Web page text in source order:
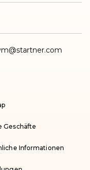
Geschäfte
Informationen